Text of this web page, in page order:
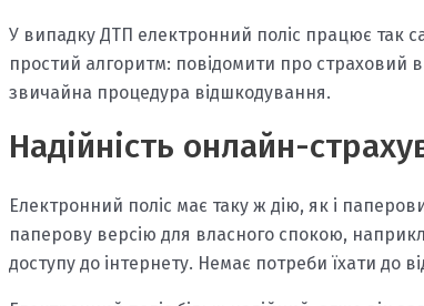
У випадку ДТП електронний поліс працює так
простий алгоритм: повідомити про страховий
звичайна процедура відшкодування.
Надійність онлайн-
Електронний поліс має таку ж дію, як і
паперову версію для власного спокою,
доступу до інтернету. Немає потреби їхати до